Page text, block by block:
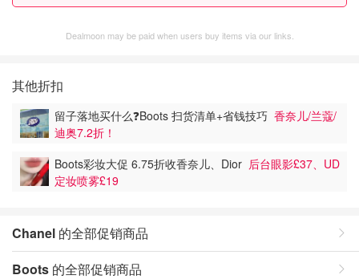
Dealmoon may be paid when users buy items via our links.
其他折扣
留子落地买什么❓️Boots 扫货清单+省钱技巧 香奈儿/兰蔻/
迪奥7.2折！
Boots彩妆大促 6.75折收香奈儿、Dior 后台眼影£37、UD
定妆喷雾£19
Chanel 的全部促销商品
Boots 的全部促销商品